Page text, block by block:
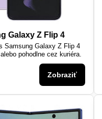
Galaxy Z Flip 4
Samsung Galaxy Z Flip 4
pohodlne cez kuriéra.
Zobraziť